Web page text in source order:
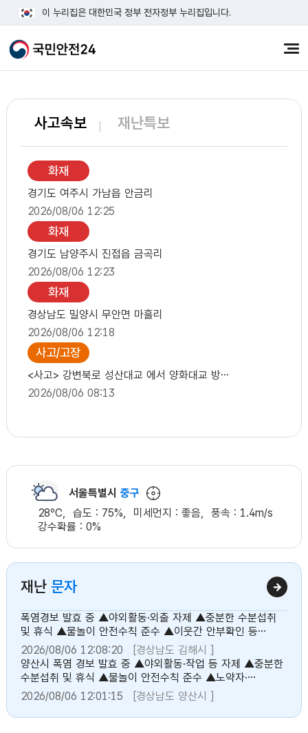
이 누리집은 대한민국 정부 전자정부 누리집입니다.
사고속보 재난특보
화재
경기도 여주시 가남읍 안금리
2026/08/06 12:25
화재
경기도 남양주시 진접읍 금곡리
2026/08/06 12:23
화재
경상남도 밀양시 무안면 마흘리
2026/08/06 12:18
사고/고장
<사고> 강변북로 성산대교 에서 양화대교 방향 5차로 고장 차량 서울청
2026/08/06 08:13
<공사> 충장대로 GS주유소해안 에서 세관삼거리 방향 1차로 도로공사 주의운전
서울특별시 중구
28℃, 습도 : 75%, 미세먼지 : 좋음 풍속 : 1.4m/s
강수확률 : 0%
재난 문자
폭염경보 발효 중 ▲야외활동·외출 자제 ▲충분한 수분섭취
및 휴식 ▲물놀이 안전수칙 준수 ▲이웃간 안부확인 등
건강에 유의바랍니다. [김해시]
2026/08/06 12:08:20
[경상남도 김해시 ]
양산시 폭염 경보 발효 중 ▲야외활동·작업 등 자제 ▲충분한
수분섭취 및 휴식 ▲물놀이 안전수칙 준수 ▲노약자·
기저질환자 등 건강관리에 유의바랍니다. [양산시]
2026/08/06 12:01:15 [경상남도 양산시 ]